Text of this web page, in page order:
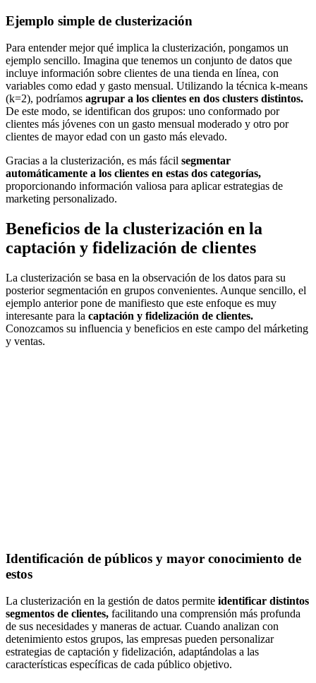
Ejemplo simple de clusterización
Para entender mejor qué implica la clusterización, pongamos un
ejemplo sencillo. Imagina que tenemos un conjunto de datos que
incluye información sobre clientes de una tienda en línea, con
variables como edad y gasto mensual. Utilizando la técnica k-means
(k=2), podríamos agrupar a los clientes en dos clusters distintos.
De este modo, se identifican dos grupos: uno conformado por
clientes más jóvenes con un gasto mensual moderado y otro por
clientes de mayor edad con un gasto más elevado.
Gracias a la clusterización, es más fácil segmentar
automáticamente a los clientes en estas dos categorías,
proporcionando información valiosa para aplicar estrategias de
marketing personalizado.
Beneficios de la clusterización en la
captación y fidelización de clientes
La clusterización se basa en la observación de los datos para su
posterior segmentación en grupos convenientes. Aunque sencillo, el
ejemplo anterior pone de manifiesto que este enfoque es muy
interesante para la captación y fidelización de clientes.
Conozcamos su influencia y beneficios en este campo del márketing
y ventas.
Identificación de públicos y mayor conocimiento de
estos
La clusterización en la gestión de datos permite identificar distintos
segmentos de clientes, facilitando una comprensión más profunda
de sus necesidades y maneras de actuar. Cuando analizan con
detenimiento estos grupos, las empresas pueden personalizar
estrategias de captación y fidelización, adaptándolas a las
características específicas de cada público objetivo.